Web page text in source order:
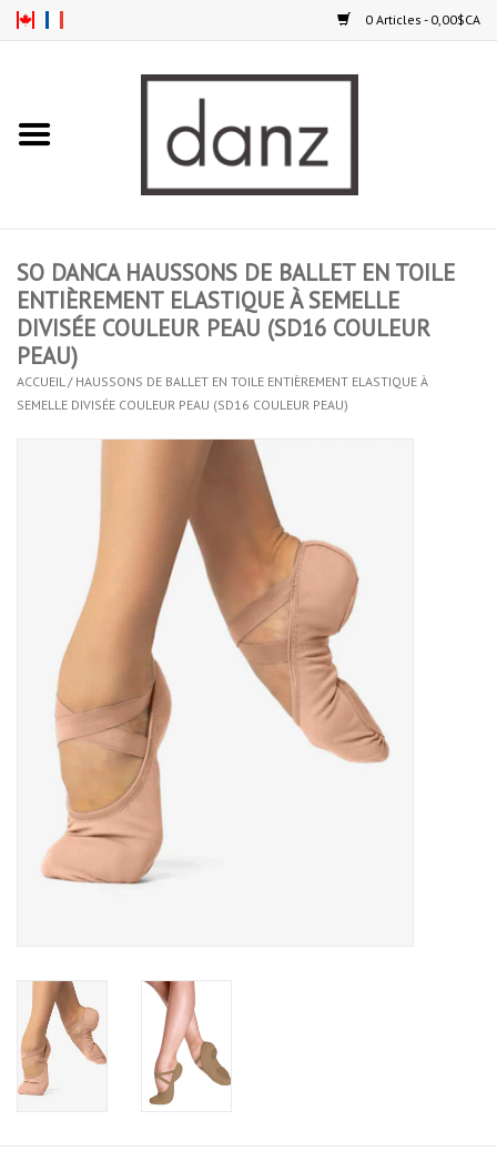
0 Articles - 0,00$CA
COLLANTS
SOULIERS
SPÉCIAUX- VENTE FINALE
PARTENARIAT
FAIT AU QUEBEC
Marques
Gift Card
SO DANCA HAUSSONS DE BALLET EN TOILE
ENTIÈREMENT ELASTIQUE À SEMELLE
DIVISÉE COULEUR PEAU (SD16 COULEUR
PEAU)
ACCUEIL / HAUSSONS DE BALLET EN TOILE ENTIÈREMENT ELASTIQUE À
SEMELLE DIVISÉE COULEUR PEAU (SD16 COULEUR PEAU)